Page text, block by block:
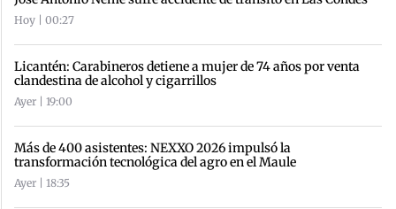
Hoy | 00:27
Licantén: Carabineros detiene a mujer de 74 años por venta
clandestina de alcohol y cigarrillos
Ayer | 19:00
Más de 400 asistentes: NEXXO 2026 impulsó la
transformación tecnológica del agro en el Maule
Ayer | 18:35